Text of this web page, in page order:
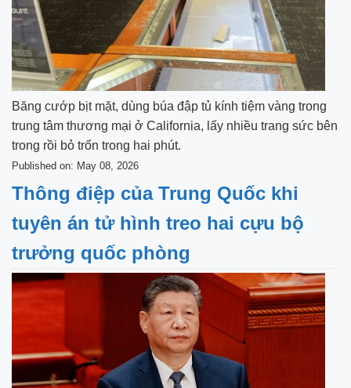
Băng cướp bịt mặt, dùng búa đập tủ kính tiệm vàng trong
trung tâm thương mại ở California, lấy nhiều trang sức bên
trong rồi bỏ trốn trong hai phút.
Published on: May 08, 2026
Thông điệp của Trung Quốc khi
tuyên án tử hình treo hai cựu bộ
trưởng quốc phòng